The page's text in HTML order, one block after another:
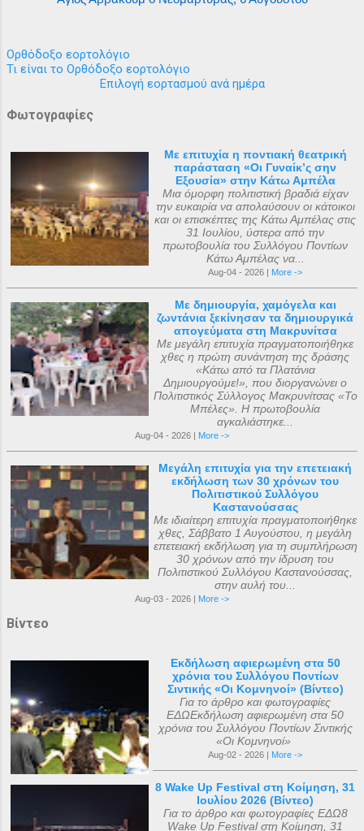
Ορθόδοξο εορτολόγιο
Τι είναι το Ορθόδοξο εορτολόγιο
Επιλογή εορτασμού ανά ημέρα
Φωτογραφίες
Με επιτυχία η ποντιακή θεατρική
παράσταση «Οι Γυναίκ’ς σην
Εξουσία» στην Κάτω Αμπέλα
Μια όμορφη πολιτιστική βραδιά είχαν
την ευκαιρία να απολαύσουν οι κάτοικοι
και οι επισκέπτες της Κάτω Αμπέλας στις
31 Ιουλίου, ύστερα από την
πρωτοβουλία του Συλλόγου Ποντίων
Κάτω Αμπέλας να...
Aug-04 - 2026 | More ->
Με δημιουργία, χαμόγελα και
ζωντάνια ξεκίνησαν τα δημιουργικά
απογεύματα στη Μακρυνίτσα
Με μεγάλη επιτυχία πραγματοποιήθηκε
χθες η πρώτη συνάντηση της δράσης
«Κάτω από τα Πλατάνια
Δημιουργούμε!», που διοργανώνει ο
Πολιτιστικός Σύλλογος Μακρυνίτσας «Το
Μπέλες». Η πρωτοβουλία
αγκαλιάστηκε...
Aug-04 - 2026 | More ->
Μεγάλη επιτυχία για την επετειακή
εκδήλωση των 30 χρόνων του
Πολιτιστικού Συλλόγου
Καστανούσσας
Με ιδιαίτερη επιτυχία πραγματοποιήθηκε
χθες, Σάββατο 1 Αυγούστου, η μεγάλη
επετειακή εκδήλωση για τη συμπλήρωση
30 χρόνων από την ίδρυση του
Πολιτιστικού Συλλόγου Καστανούσσας,
στην αυλή του...
Aug-03 - 2026 | More ->
Βίντεο
Εκδήλωση αφιερωμένη στα 50
χρόνια του Συλλόγου Ποντίων
Σιντικής «Οι Κομνηνοί» (Βίντεο)
Για το άρθρο και φωτογραφίες
ΕΔΩΕκδήλωση αφιερωμένη στα 50
χρόνια του Συλλόγου Ποντίων Σιντικής
«Οι Κομνηνοί»
Aug-02 - 2026 | More ->
8 Wake Up Festival στη Κοίμηση, 31
Ιουλίου 2026 (Βίντεο)
Για το άρθρο και φωτογραφίες ΕΔΩ8
Wake Up Festival στη Κοίμηση, 31